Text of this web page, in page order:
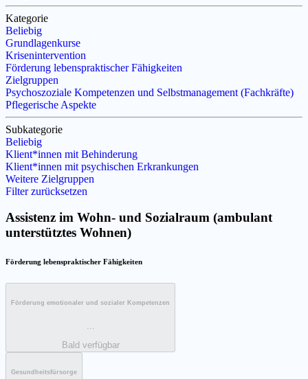
Kategorie
Beliebig
Grundlagenkurse
Krisenintervention
Förderung lebenspraktischer Fähigkeiten
Zielgruppen
Psychoszoziale Kompetenzen und Selbstmanagement (Fachkräfte)
Pflegerische Aspekte
Subkategorie
Beliebig
Klient*innen mit Behinderung
Klient*innen mit psychischen Erkrankungen
Weitere Zielgruppen
Filter zurücksetzen
Assistenz im Wohn- und Sozialraum (ambulant
unterstütztes Wohnen)
Förderung lebenspraktischer Fähigkeiten
Förderung emotionaler und sozialer Kompetenzen
Bald verfügbar
Gesundheitsfürsorge